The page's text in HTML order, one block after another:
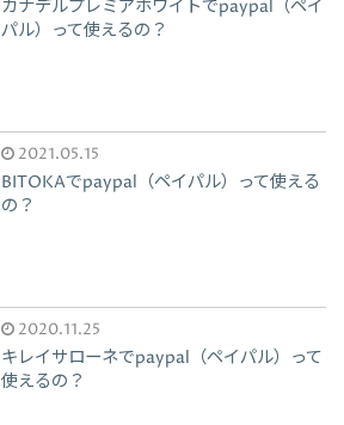
カナデルプレミアホワイトでpaypal（ペイ
パル）って使えるの？
2021.05.15
BITOKAでpaypal（ペイパル）って使える
の？
2020.11.25
キレイサローネでpaypal（ペイパル）って
使えるの？